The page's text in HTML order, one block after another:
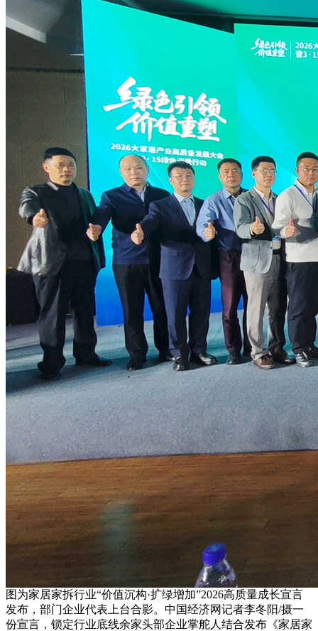
图为家居家拆行业“价值沉构·扩绿增加”2026高质量成长宣言
发布，部门企业代表上台合影。中国经济网记者李冬阳/摄一
份宣言，锁定行业底线余家头部企业掌舵人结合发布《家居家